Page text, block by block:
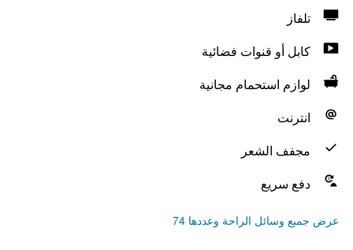
تلفاز
كابل أو قنوات فضائية
لوازم استحمام مجانية
انترنت
مجفف الشعر
دفع سريع
عرض جميع وسائل الراحة وعددها 74